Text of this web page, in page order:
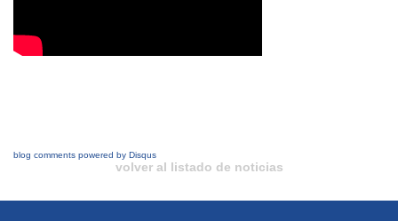
blog comments powered by Disqus
volver al listado de noticias